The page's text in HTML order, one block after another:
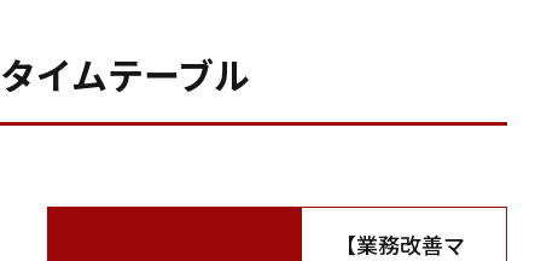
タイムテーブル
【業務改善マ